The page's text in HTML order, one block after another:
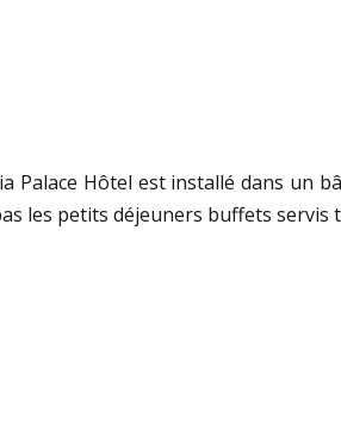
Hôtel est installé dans un
les petits déjeuners buffets servis